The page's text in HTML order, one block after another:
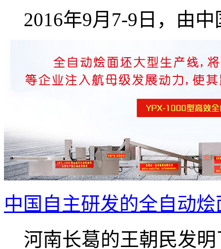
2016年9月7-9日，由中
中国自主研发的全自动
河南长葛的王朝民发明